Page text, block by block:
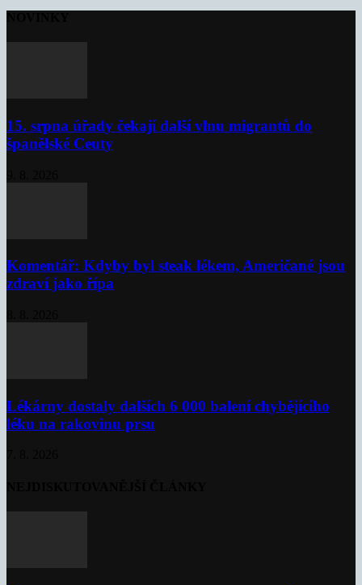
15. srpna úřady čekají další vlnu migrantů do
španělské Ceuty
Komentář: Kdyby byl steak lékem, Američané jsou
zdraví jako řípa
Lékárny dostaly dalších 6 000 balení chybějícího
léku na rakovinu prsu